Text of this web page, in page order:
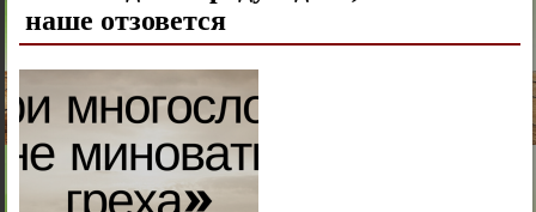
наше отзовется